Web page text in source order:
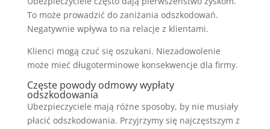
To może prowadzić do zaniżania odszkodowań.
Negatywnie wpływa to na relacje z klientami.
Klienci mogą czuć się oszukani. Niezadowolenie
może mieć długoterminowe konsekwencje dla firmy.
Częste powody odmowy wypłaty
odszkodowania
Ubezpieczyciele mają różne sposoby, by nie musiały
płacić odszkodowania. Przyjrzymy się najczęstszym z